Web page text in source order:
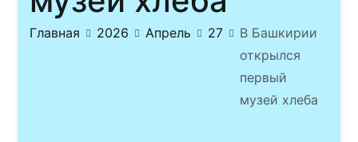
Главная 2026 Апрель 27
В Башкирии
открылся
первый
музей хлеба